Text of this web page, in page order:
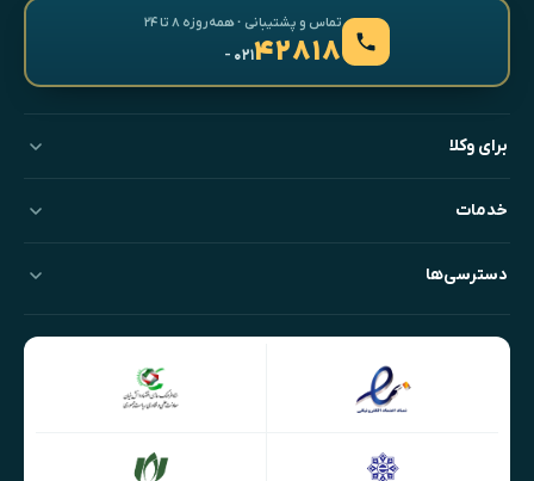
تماس و پشتیبانی · همه‌روزه ۸ تا ۲۴
۴۲۸۱۸- ۰۲۱
برای وکلا
خدمات
دسترسی‌ها